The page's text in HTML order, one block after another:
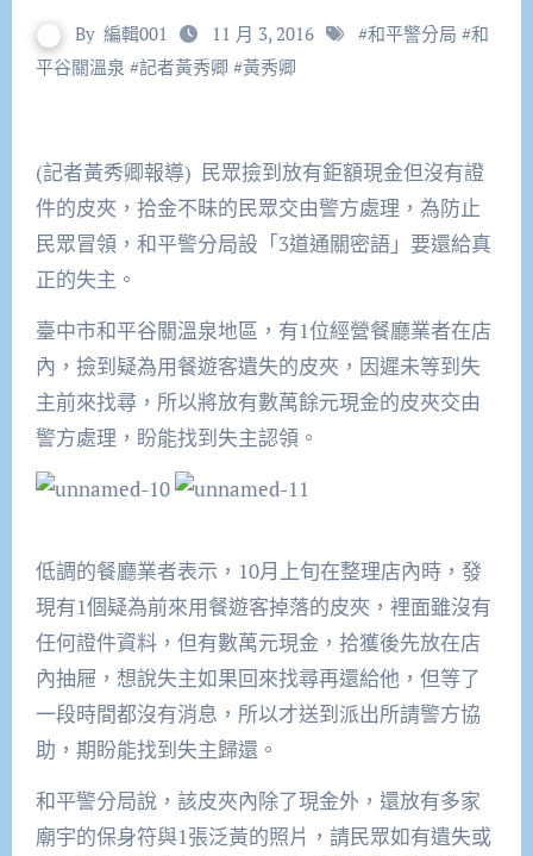
By 編輯001 11 月 3, 2016 #和平警分局 #和
平谷關溫泉 #記者黃秀卿 #黃秀卿
(記者黃秀卿報導) 民眾撿到放有鉅額現金但沒有證
件的皮夾，拾金不昧的民眾交由警方處理，為防止
民眾冒領，和平警分局設「3道通關密語」要還給真
正的失主。
臺中市和平谷關溫泉地區，有1位經營餐廳業者在店
內，撿到疑為用餐遊客遺失的皮夾，因遲未等到失
主前來找尋，所以將放有數萬餘元現金的皮夾交由
警方處理，盼能找到失主認領。
低調的餐廳業者表示，10月上旬在整理店內時，發
現有1個疑為前來用餐遊客掉落的皮夾，裡面雖沒有
任何證件資料，但有數萬元現金，拾獲後先放在店
內抽屜，想說失主如果回來找尋再還給他，但等了
一段時間都沒有消息，所以才送到派出所請警方協
助，期盼能找到失主歸還。
和平警分局說，該皮夾內除了現金外，還放有多家
廟宇的保身符與1張泛黃的照片，請民眾如有遺失或